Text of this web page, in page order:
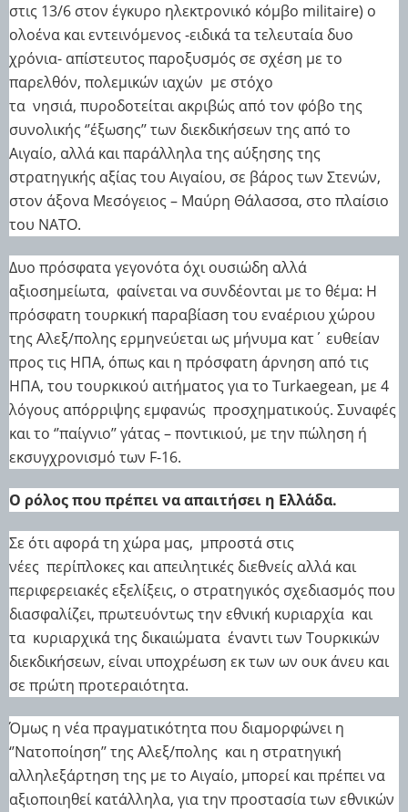
στις 13/6 στον έγκυρο ηλεκτρονικό κόμβο militaire) ο
ολοένα και εντεινόμενος -ειδικά τα τελευταία δυο
χρόνια- απίστευτος παροξυσμός σε σχέση με το
παρελθόν, πολεμικών ιαχών με στόχο
τα νησιά, πυροδοτείται ακριβώς από τον φόβο της
συνολικής ‘’έξωσης’’ των διεκδικήσεων της από το
Αιγαίο, αλλά και παράλληλα της αύξησης της
στρατηγικής αξίας του Αιγαίου, σε βάρος των Στενών,
στον άξονα Μεσόγειος – Μαύρη Θάλασσα, στο πλαίσιο
του ΝΑΤΟ.
Δυο πρόσφατα γεγονότα όχι ουσιώδη αλλά
αξιοσημείωτα, φαίνεται να συνδέονται με το θέμα: Η
πρόσφατη τουρκική παραβίαση του εναέριου χώρου
της Αλεξ/πολης ερμηνεύεται ως μήνυμα κατ΄ ευθείαν
προς τις ΗΠΑ, όπως και η πρόσφατη άρνηση από τις
ΗΠΑ, του τουρκικού αιτήματος για το Turkaegean, με 4
λόγους απόρριψης εμφανώς προσχηματικούς. Συναφές
και το ‘’παίγνιο’’ γάτας – ποντικιού, με την πώληση ή
εκσυγχρονισμό των F-16.
Ο ρόλος που πρέπει να απαιτήσει η Ελλάδα.
Σε ότι αφορά τη χώρα μας, μπροστά στις
νέες περίπλοκες και απειλητικές διεθνείς αλλά και
περιφερειακές εξελίξεις, ο στρατηγικός σχεδιασμός που
διασφαλίζει, πρωτευόντως την εθνική κυριαρχία και
τα κυριαρχικά της δικαιώματα έναντι των Τουρκικών
διεκδικήσεων, είναι υποχρέωση εκ των ων ουκ άνευ και
σε πρώτη προτεραιότητα.
Όμως η νέα πραγματικότητα που διαμορφώνει η
‘’Νατοποίηση’’ της Αλεξ/πολης και η στρατηγική
αλληλεξάρτηση της με το Αιγαίο, μπορεί και πρέπει να
αξιοποιηθεί κατάλληλα, για την προστασία των εθνικών